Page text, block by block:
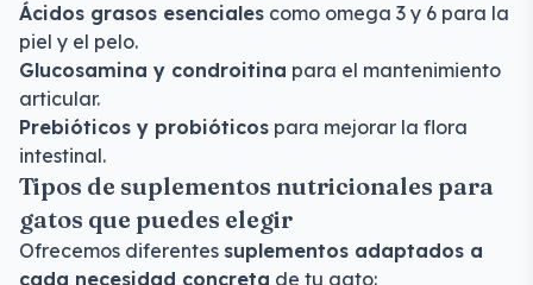
Ácidos grasos esenciales como omega 3 y 6 para la
piel y el pelo.
Glucosamina y condroitina para el mantenimiento
articular.
Prebióticos y probióticos para mejorar la flora
intestinal.
Tipos de suplementos nutricionales para
gatos que puedes elegir
Ofrecemos diferentes suplementos adaptados a
cada necesidad concreta de tu gato: